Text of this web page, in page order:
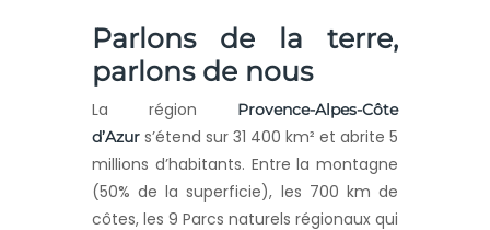
Parlons de la terre,
parlons de nous
La région
Provence-Alpes-Côte
d’Azur s’étend sur 31 400 km² et abrite 5
millions d’habitants. Entre la montagne
(50% de la superficie), les 700 km de
côtes, les 9 Parcs naturels régionaux qui